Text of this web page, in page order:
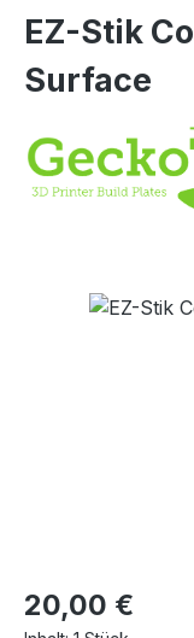
EZ-Stik
Surface
Bildergalerie
Regulärer Preis:
20,00 €